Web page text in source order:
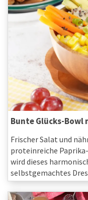
Bunte Glücks-
Frischer Salat und
proteinreiche
wird dieses
selbstgemachtes